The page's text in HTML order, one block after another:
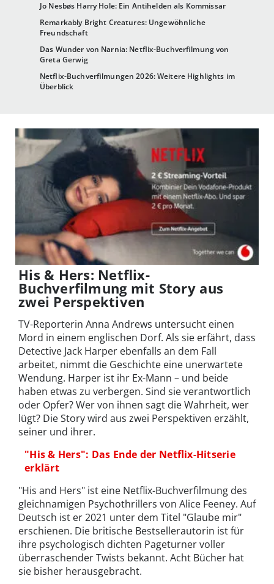
Jo Nesbøs Harry Hole: Ein Antihelden als Kommissar
Remarkably Bright Creatures: Ungewöhnliche
Freundschaft
Das Wunder von Narnia: Netflix-Buchverfilmung von
Greta Gerwig
Netflix-Buchverfilmungen 2026: Weitere Highlights im
Überblick
His & Hers: Netflix-
Buchverfilmung mit Story aus
zwei Perspektiven
TV-Reporterin Anna Andrews untersucht einen
Mord in einem englischen Dorf. Als sie erfährt, dass
Detective Jack Harper ebenfalls an dem Fall
arbeitet, nimmt die Geschichte eine unerwartete
Wendung. Harper ist ihr Ex-Mann – und beide
haben etwas zu verbergen. Sind sie verantwortlich
oder Opfer? Wer von ihnen sagt die Wahrheit, wer
lügt? Die Story wird aus zwei Perspektiven erzählt,
seiner und ihrer.
"His & Hers": Das Ende der Netflix-Hitserie
erklärt
"His and Hers" ist eine Netflix-Buchverfilmung des
gleichnamigen Psychothrillers von Alice Feeney. Auf
Deutsch ist er 2021 unter dem Titel "Glaube mir"
erschienen. Die britische Bestsellerautorin ist für
ihre psychologisch dichten Pageturner voller
überraschender Twists bekannt. Acht Bücher hat
sie bisher herausgebracht.